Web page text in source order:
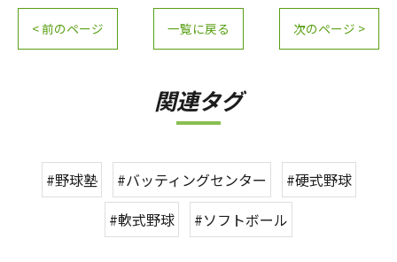
< 前のページ 一覧に戻る 次のページ >
関連タグ
#野球塾 #バッティングセンター
#硬式野球
#軟式野球
#ソフトボール